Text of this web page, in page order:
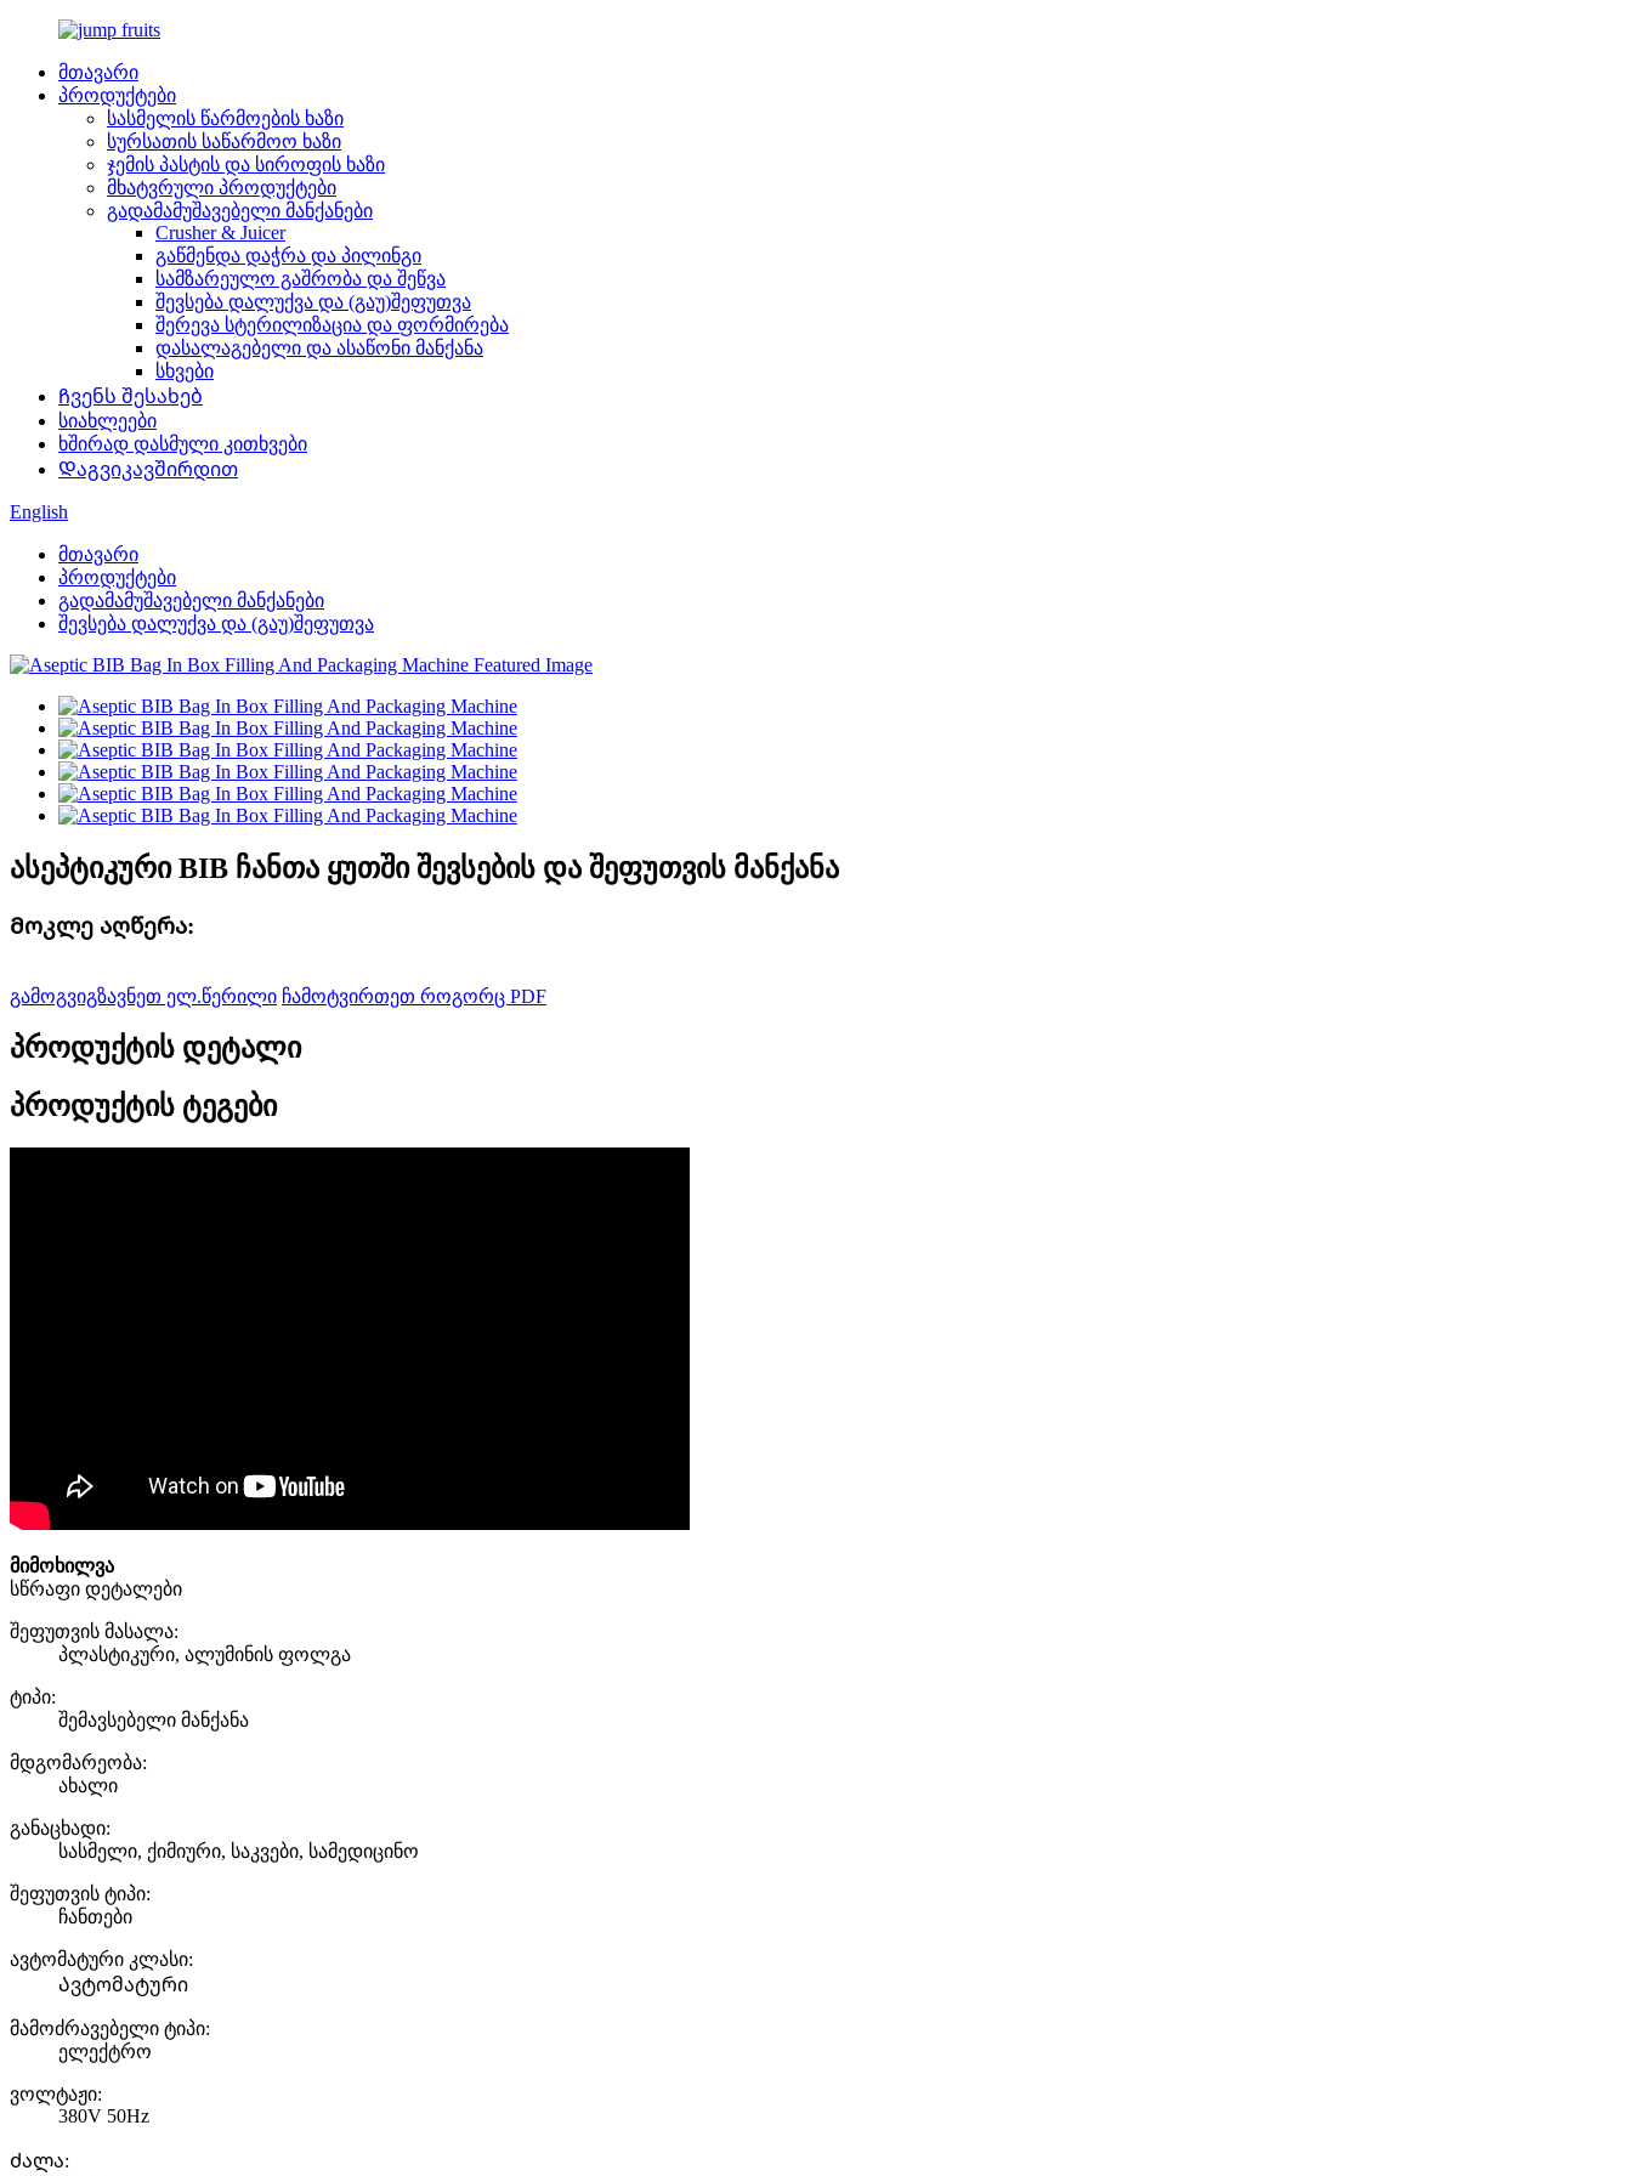
მთავარი
პროდუქტები
სასმელის წარმოების ხაზი
სურსათის საწარმოო ხაზი
ჯემის პასტის და სიროფის ხაზი
მხატვრული პროდუქტები
გადამამუშავებელი მანქანები
Crusher & Juicer
გაწმენდა დაჭრა და პილინგი
სამზარეულო გაშრობა და შეწვა
შევსება დალუქვა და (გაუ)შეფუთვა
შერევა სტერილიზაცია და ფორმირება
დასალაგებელი და ასაწონი მანქანა
სხვები
Ჩვენს შესახებ
სიახლეები
ხშირად დასმული კითხვები
Დაგვიკავშირდით
English
მთავარი
პროდუქტები
გადამამუშავებელი მანქანები
შევსება დალუქვა და (გაუ)შეფუთვა
ასეპტიკური BIB ჩანთა ყუთში შევსების და შეფუთვის მანქანა
Მოკლე აღწერა:
გამოგვიგზავნეთ ელ.წერილი ჩამოტვირთეთ როგორც PDF
პროდუქტის დეტალი
პროდუქტის ტეგები
მიმოხილვა
სწრაფი დეტალები
შეფუთვის მასალა:
პლასტიკური, ალუმინის ფოლგა
ტიპი:
შემავსებელი მანქანა
მდგომარეობა:
ახალი
განაცხადი:
სასმელი, ქიმიური, საკვები, სამედიცინო
შეფუთვის ტიპი:
ჩანთები
ავტომატური კლასი:
Ავტომატური
მამოძრავებელი ტიპი:
ელექტრო
ვოლტაჟი:
380V 50Hz
Ძალა: